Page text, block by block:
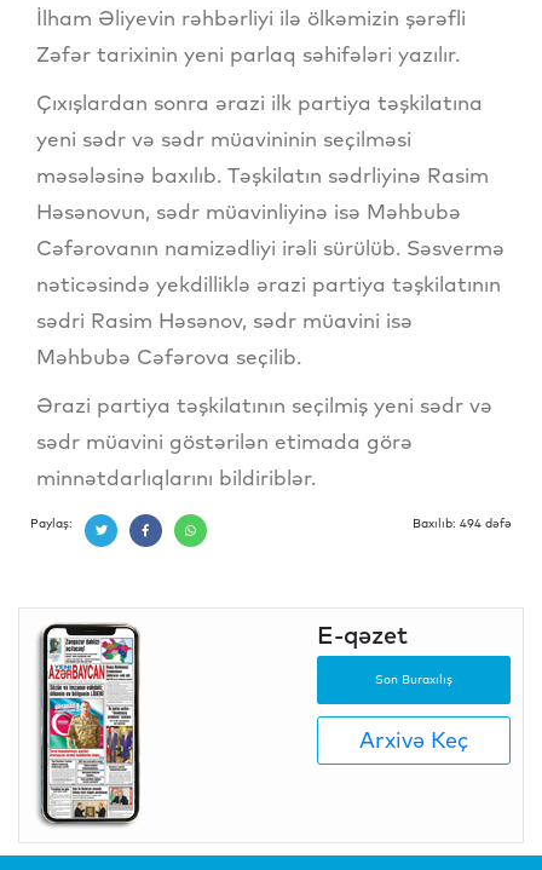
İlham Əliyevin rəhbərliyi ilə ölkəmizin şərəfli
Zəfər tarixinin yeni parlaq səhifələri yazılır.
Çıxışlardan sonra ərazi ilk partiya təşkilatına
yeni sədr və sədr müavininin seçilməsi
məsələsinə baxılıb. Təşkilatın sədrliyinə Rasim
Həsənovun, sədr müavinliyinə isə Məhbubə
Cəfərovanın namizədliyi irəli sürülüb. Səsvermə
nəticəsində yekdilliklə ərazi partiya təşkilatının
sədri Rasim Həsənov, sədr müavini isə
Məhbubə Cəfərova seçilib.
Ərazi partiya təşkilatının seçilmiş yeni sədr və
sədr müavini göstərilən etimada görə
minnətdarlıqlarını bildiriblər.
Paylaş: Baxılıb: 494 dəfə
E-qəzet
Son Buraxılış
Arxivə Keç